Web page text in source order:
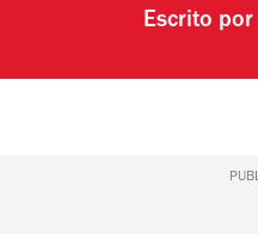
Escrito